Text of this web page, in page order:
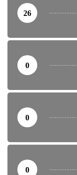
26
0
0
0